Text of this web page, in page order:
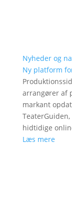
Nyheder og
Ny platform
arrangører af
markant
hidtidige
Læs mere